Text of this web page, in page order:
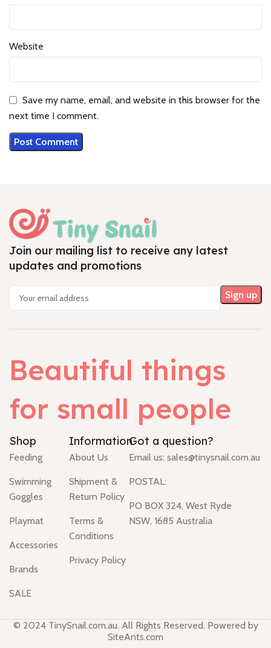
Website
Save my name, email, and website in this browser for the
next time I comment.
Join our mailing list to receive any latest
updates and promotions
Beautiful things
for small people
Shop
Feeding
Swimming
Goggles
Playmat
Accessories
Brands
SALE
Information
About Us
Shipment &
Return Policy
Terms &
Conditions
Privacy Policy
Got a question?
Email us: sales@tinysnail.com.au
POSTAL:
PO BOX 324, West Ryde
NSW, 1685 Australia
© 2024 TinySnail.com.au. All Rights Reserved. Powered by
SiteAnts.com